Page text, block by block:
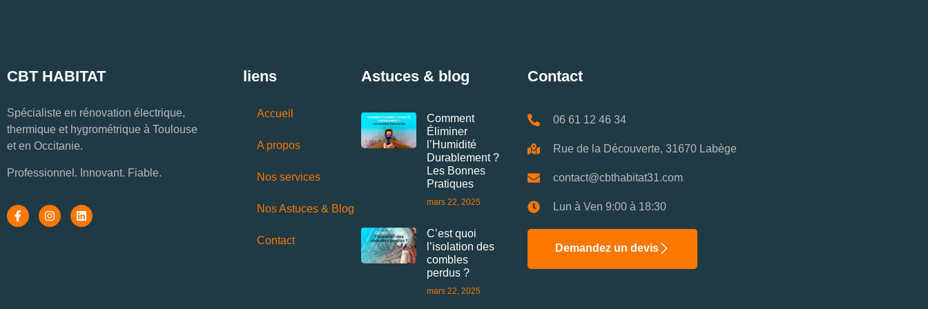
CBT HABITAT
Spécialiste en rénovation électrique,
thermique et hygrométrique à Toulouse
et en Occitanie.
Professionnel. Innovant. Fiable.
liens
Accueil
A propos
Nos services
Nos Astuces & Blog
Contact
Astuces & blog
Comment
Éliminer
l’Humidité
Durablement ?
Les Bonnes
Pratiques
mars 22, 2025
C’est quoi
l’isolation des
combles
perdus ?
mars 22, 2025
Contact
06 61 12 46 34
Rue de la Découverte, 31670 Labège
contact@cbthabitat31.com
Lun à Ven 9:00 à 18:30
Demandez un devis